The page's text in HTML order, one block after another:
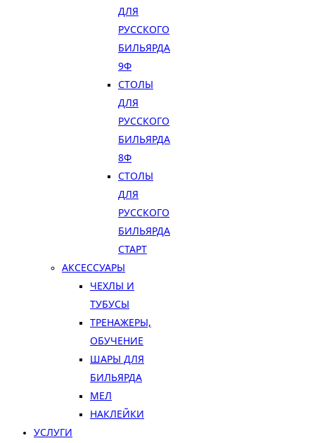
ДЛЯ
РУССКОГО
БИЛЬЯРДА
9Ф
СТОЛЫ
ДЛЯ
РУССКОГО
БИЛЬЯРДА
8Ф
СТОЛЫ
ДЛЯ
РУССКОГО
БИЛЬЯРДА
СТАРТ
АКСЕССУАРЫ
ЧЕХЛЫ И
ТУБУСЫ
ТРЕНАЖЕРЫ,
ОБУЧЕНИЕ
ШАРЫ ДЛЯ
БИЛЬЯРДА
МЕЛ
НАКЛЕЙКИ
УСЛУГИ